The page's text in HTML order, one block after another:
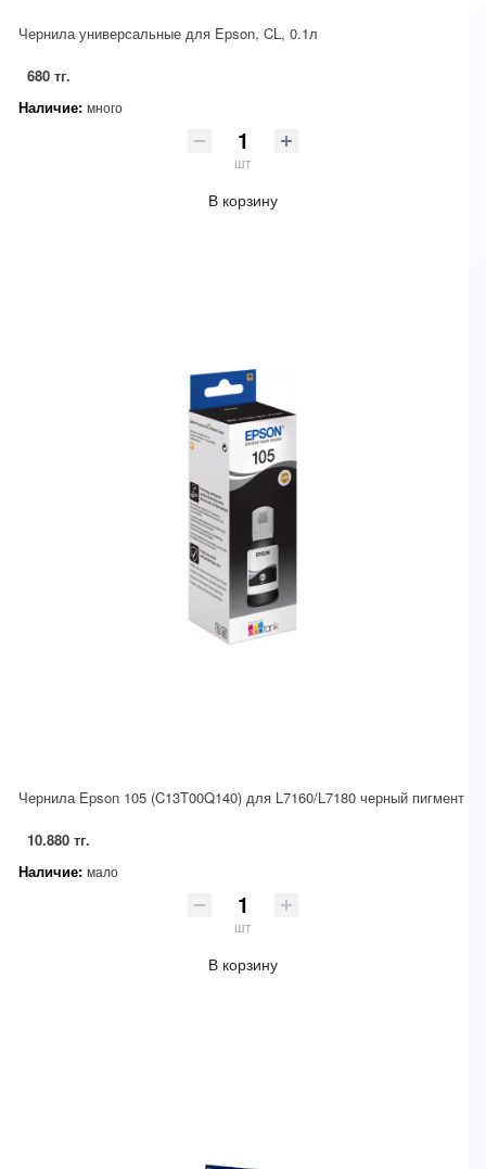
Чернила универсальные для Epson, CL, 0.1л
680 тг.
Наличие: много
шт
В корзину
Чернила Epson 105 (C13T00Q140) для L7160/L7180 черный пигмент
10.880 тг.
Наличие: мало
шт
В корзину